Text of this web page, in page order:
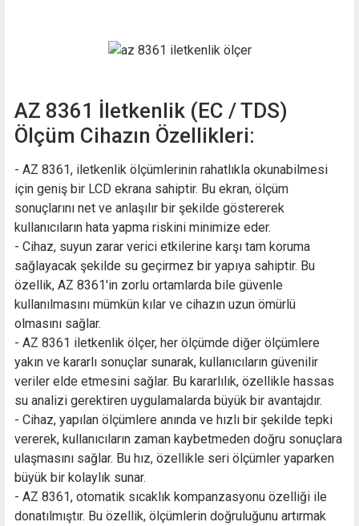
AZ 8361 İletkenlik (EC / TDS)
Ölçüm Cihazın Özellikleri:
- AZ 8361, iletkenlik ölçümlerinin rahatlıkla okunabilmesi
için geniş bir LCD ekrana sahiptir. Bu ekran, ölçüm
sonuçlarını net ve anlaşılır bir şekilde göstererek
kullanıcıların hata yapma riskini minimize eder.
- Cihaz, suyun zarar verici etkilerine karşı tam koruma
sağlayacak şekilde su geçirmez bir yapıya sahiptir. Bu
özellik, AZ 8361'in zorlu ortamlarda bile güvenle
kullanılmasını mümkün kılar ve cihazın uzun ömürlü
olmasını sağlar.
- AZ 8361 iletkenlik ölçer, her ölçümde diğer ölçümlere
yakın ve kararlı sonuçlar sunarak, kullanıcıların güvenilir
veriler elde etmesini sağlar. Bu kararlılık, özellikle hassas
su analizi gerektiren uygulamalarda büyük bir avantajdır.
- Cihaz, yapılan ölçümlere anında ve hızlı bir şekilde tepki
vererek, kullanıcıların zaman kaybetmeden doğru sonuçlara
ulaşmasını sağlar. Bu hız, özellikle seri ölçümler yaparken
büyük bir kolaylık sunar.
- AZ 8361, otomatik sıcaklık kompanzasyonu özelliği ile
donatılmıştır. Bu özellik, ölçümlerin doğruluğunu artırmak